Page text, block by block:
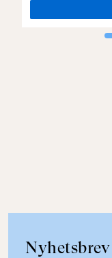
Nyhetsbrev